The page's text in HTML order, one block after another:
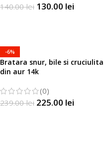
140.00lei 130.00 lei
-6%
Bratara snur, bile si cruciulita
din aur 14k
(0)
239.00lei 225.00 lei